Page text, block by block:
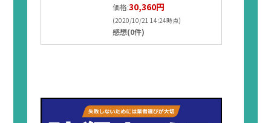
価格:30,360円
(2020/10/21 14:24時点)
感想(0件)